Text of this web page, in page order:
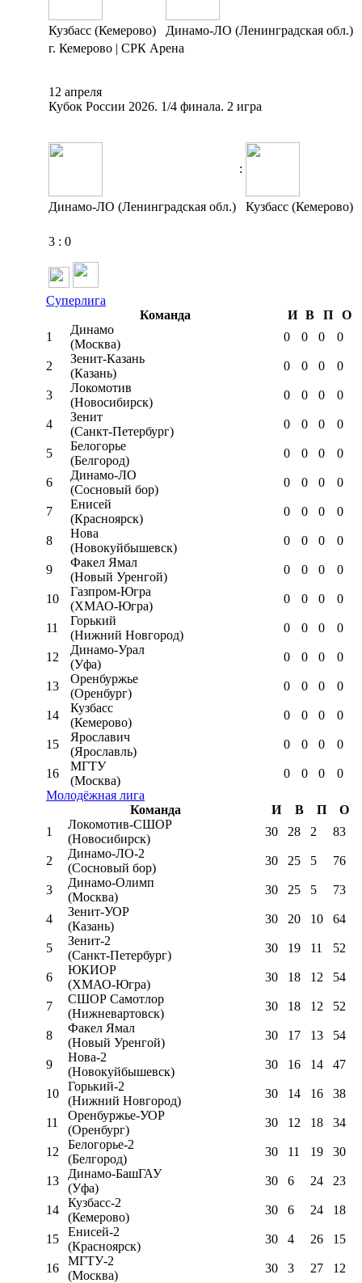
Кузбасс (Кемерово)
Динамо-ЛО (Ленинградская обл.)
г. Кемерово | СРК Арена
12 апреля
Кубок России 2026. 1/4 финала. 2 игра
:
Динамо-ЛО (Ленинградская обл.) Кузбасс (Кемерово)
3 : 0
Суперлига
Команда
И В П
О
1
Динамо
(Москва)
0 0 0 0
2
Зенит-Казань
(Казань)
0 0 0 0
3
Локомотив
(Новосибирск)
0 0 0 0
4
Зенит
(Санкт-Петербург)
0 0 0 0
5
Белогорье
(Белгород)
0 0 0 0
6
Динамо-ЛО
(Сосновый бор)
0 0 0 0
7
Енисей
(Красноярск)
0 0 0 0
8
Нова
(Новокуйбышевск)
0 0 0 0
9
Факел Ямал
(Новый Уренгой)
0 0 0 0
10
Газпром-Югра
(ХМАО-Югра)
0 0 0 0
11
Горький
(Нижний Новгород)
0 0 0 0
12
Динамо-Урал
(Уфа)
0 0 0 0
13
Оренбуржье
(Оренбург)
0 0 0 0
14
Кузбасс
(Кемерово)
0 0 0 0
15
Ярославич
(Ярославль)
0 0 0 0
16
МГТУ
(Москва)
0 0 0
0
Молодёжная лига
Команда
И В П
О
1
Локомотив-CШОР
(Новосибирск)
30 28 2 83
2
Динамо-ЛО-2
(Сосновый бор)
30 25 5 76
3
Динамо-Олимп
(Москва)
30 25 5 73
4
Зенит-УОР
(Казань)
30 20 10 64
5
Зенит-2
(Санкт-Петербург)
30 19 11 52
6
ЮКИОР
(ХМАО-Югра)
30 18 12 54
7
СШОР Самотлор
(Нижневартовск)
30 18 12 52
8
Факел Ямал
(Новый Уренгой)
30 17 13 54
9
Нова-2
(Новокуйбышевск)
30 16 14 47
10
Горький-2
(Нижний Новгород)
30 14 16 38
11
Оренбуржье-УОР
(Оренбург)
30 12 18 34
12
Белогорье-2
(Белгород)
30 11 19 30
13
Динамо-БашГАУ
(Уфа)
30 6 24 23
14
Кузбасс-2
(Кемерово)
30 6 24 18
15
Енисей-2
(Красноярск)
30 4 26 15
16
МГТУ-2
(Москва)
30 3 27 12